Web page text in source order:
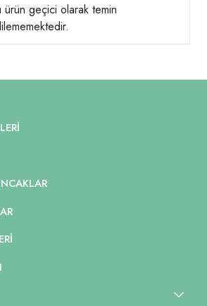
ürün geçici olarak temin